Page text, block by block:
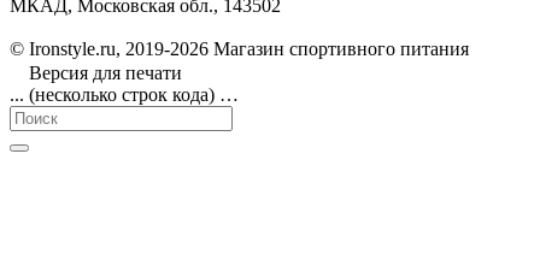
МКАД, Московская обл., 143502
© Ironstyle.ru, 2019-2026 Магазин спортивного питания
Версия для печати
... (несколько строк кода) …